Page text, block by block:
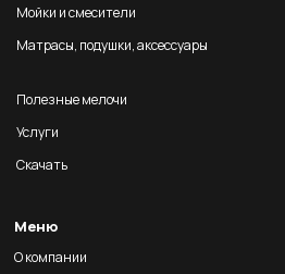
Мойки и смесители
Матрасы, подушки, аксессуары
Полезные мелочи
Услуги
Скачать
Меню
О компании